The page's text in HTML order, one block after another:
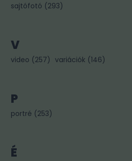
sajtófotó (293)
V
video (257) variációk (146)
P
portré (253)
É